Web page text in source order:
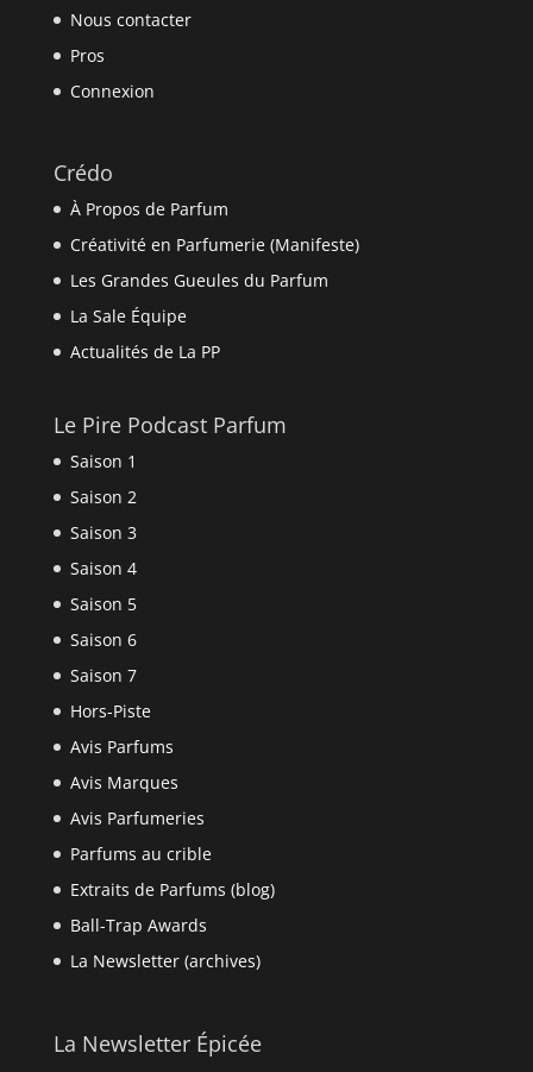
Nous contacter
Pros
Connexion
Crédo
À Propos de Parfum
Créativité en Parfumerie (Manifeste)
Les Grandes Gueules du Parfum
La Sale Équipe
Actualités de La PP
Le Pire Podcast Parfum
Saison 1
Saison 2
Saison 3
Saison 4
Saison 5
Saison 6
Saison 7
Hors-Piste
Avis Parfums
Avis Marques
Avis Parfumeries
Parfums au crible
Extraits de Parfums (blog)
Ball-Trap Awards
La Newsletter (archives)
La Newsletter Épicée